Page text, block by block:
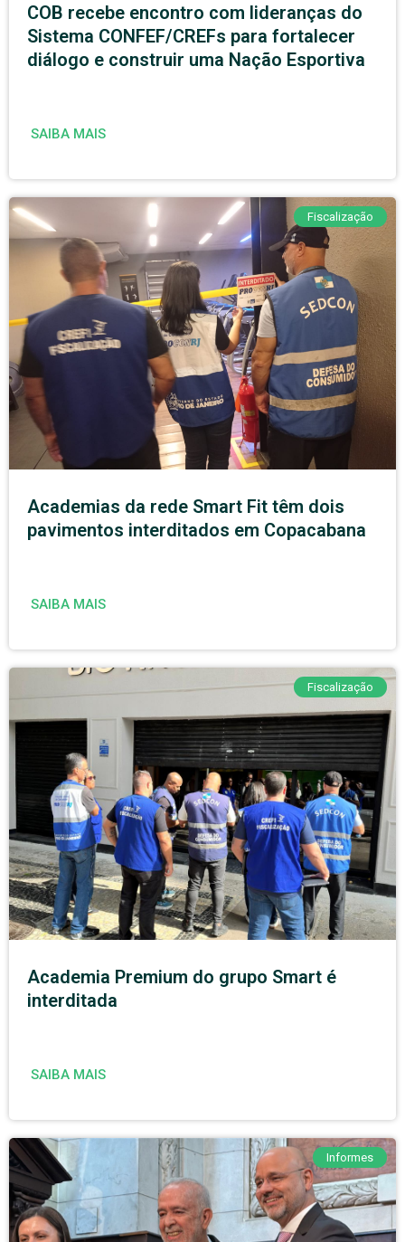
COB recebe encontro com lideranças do
Sistema CONFEF/CREFs para fortalecer
diálogo e construir uma Nação Esportiva
SAIBA MAIS
Fiscalização
Academias da rede Smart Fit têm dois
pavimentos interditados em Copacabana
SAIBA MAIS
Fiscalização
Academia Premium do grupo Smart é
interditada
SAIBA MAIS
Informes